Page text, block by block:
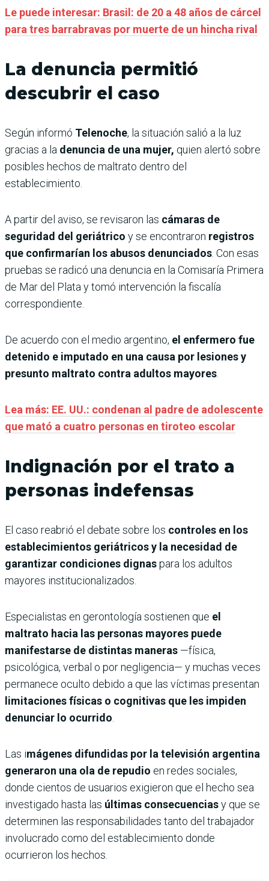
Le puede interesar: Brasil: de 20 a 48 años de cárcel
para tres barrabravas por muerte de un hincha rival
La denuncia permitió
descubrir el caso
Según informó Telenoche, la situación salió a la luz
gracias a la denuncia de una mujer, quien alertó sobre
posibles hechos de maltrato dentro del
establecimiento.
A partir del aviso, se revisaron las cámaras de
seguridad del geriátrico y se encontraron registros
que confirmarían los abusos denunciados . Con esas
pruebas se radicó una denuncia en la Comisaría Primera
de Mar del Plata y tomó intervención la fiscalía
correspondiente.
De acuerdo con el medio argentino, el enfermero fue
detenido e imputado en una causa por lesiones y
presunto maltrato contra adultos mayores
Lea más: EE. UU.: condenan al padre de adolescente
que mató a cuatro personas en tiroteo escolar
Indignación por el trato a
personas indefensas
El caso reabrió el debate sobre los controles en los
establecimientos geriátricos y la necesidad de
garantizar condiciones dignaspara los adultos
mayores institucionalizados.
Especialistas en gerontología sostienen que el
maltrato hacia las personas mayores puede
manifestarse de distintas maneras —física,
psicológica, verbal o por negligencia— y muchas veces
permanece oculto debido a que las víctimas presentan
limitaciones físicas o cognitivas que les impiden
denunciar lo ocurrido
Las imágenes difundidas por la televisión argentina
generaron una ola de repudio en redes sociales,
donde cientos de usuarios exigieron que el hecho sea
investigado hasta las últimas consecuenciasy que se
determinen las responsabilidades tanto del trabajador
involucrado como del establecimiento donde
ocurrieron los hechos.